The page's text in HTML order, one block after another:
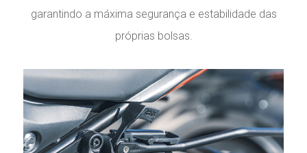
garantindo a máxima segurança e estabilidade das
próprias bolsas.